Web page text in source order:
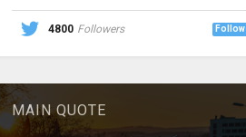
4800 Followers Follow
MAIN QUOTE